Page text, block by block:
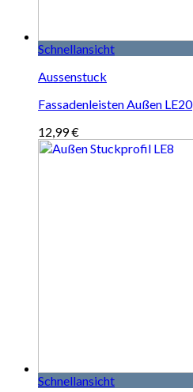
Schnellansicht
Aussenstuck
Fassadenleisten Außen LE20
12,99€
Schnellansicht